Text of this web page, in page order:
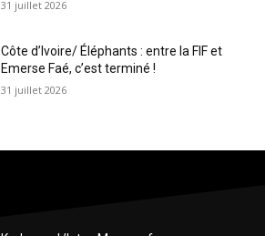
31 juillet 2026
Côte d’Ivoire/ Éléphants : entre la FIF et
Emerse Faé, c’est terminé !
31 juillet 2026